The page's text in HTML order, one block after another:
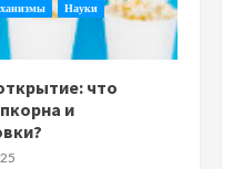
Науки
что
и